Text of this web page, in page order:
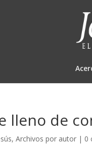
lleno de
,Archivos por autor | 0